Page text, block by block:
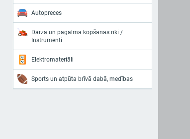
Autopreces
Dārza un pagalma kopšanas rīki /
Instrumenti
Elektromateriāli
Sports un atpūta brīvā dabā, medības